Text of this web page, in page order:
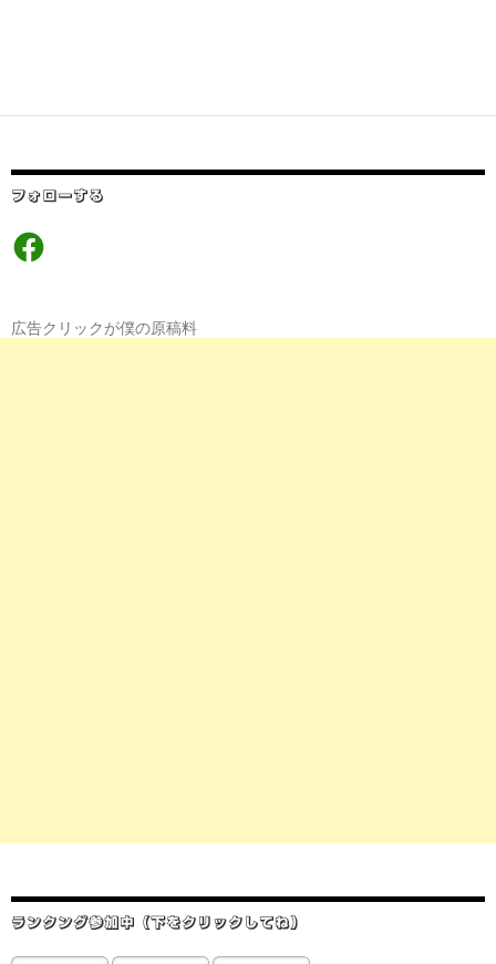
フォローする
Facebook
広告クリックが僕の原稿料
ランクング参加中（下をクリックしてね）